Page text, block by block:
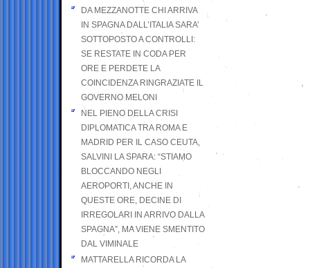
DA MEZZANOTTE CHI ARRIVA
IN SPAGNA DALL’ITALIA SARA’
SOTTOPOSTO A CONTROLLI:
SE RESTATE IN CODA PER
ORE E PERDETE LA
COINCIDENZA RINGRAZIATE IL
GOVERNO MELONI
NEL PIENO DELLA CRISI
DIPLOMATICA TRA ROMA E
MADRID PER IL CASO CEUTA,
SALVINI LA SPARA: “STIAMO
BLOCCANDO NEGLI
AEROPORTI, ANCHE IN
QUESTE ORE, DECINE DI
IRREGOLARI IN ARRIVO DALLA
SPAGNA”, MA VIENE SMENTITO
DAL VIMINALE
MATTARELLA RICORDA LA